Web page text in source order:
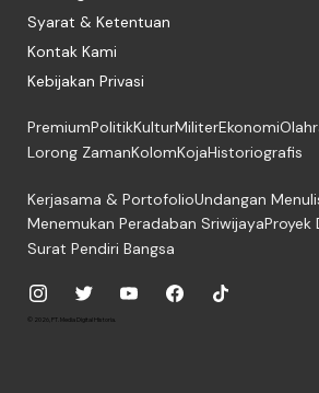
Syarat & Ketentuan
Kontak Kami
Kebijakan Privasi
PremiumPolitikKulturMiliterEkonomi
Lorong ZamanKolomKojaHistoriografis
Kerjasama & PortofolioUndangan
Menemukan Peradaban SriwijayaProyek
Surat Pendiri Bangsa
© 2026, PT. Media Digital Historia.